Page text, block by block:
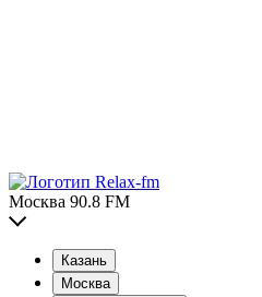
Москва 90.8 FM
Казань
Москва